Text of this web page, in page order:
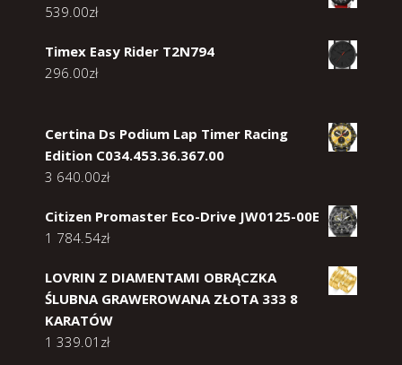
539.00zł
Timex Easy Rider T2N794
296.00zł
Certina Ds Podium Lap Timer Racing
Edition C034.453.36.367.00
3 640.00zł
Citizen Promaster Eco-Drive JW0125-00E
1 784.54zł
LOVRIN Z DIAMENTAMI OBRĄCZKA
ŚLUBNA GRAWEROWANA ZŁOTA 333 8
KARATÓW
1 339.01 zł